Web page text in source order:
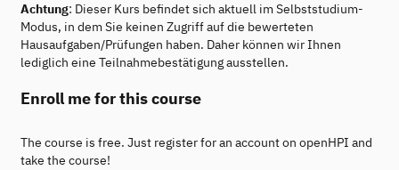
Achtung: Dieser Kurs befindet sich aktuell im Selbststudium-
Modus, in dem Sie keinen Zugriff auf die bewerteten
Hausaufgaben/Prüfungen haben. Daher können wir Ihnen
lediglich eine Teilnahmebestätigung ausstellen.
Enroll me for this course
The course is free. Just register for an account on openHPI and
take the course!